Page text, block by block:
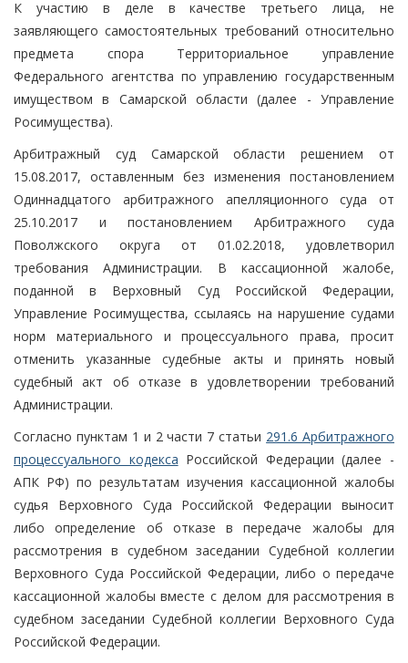
К участию в деле в качестве третьего лица, не
заявляющего самостоятельных требований относительно
предмета спора Территориальное управление
Федерального агентства по управлению государственным
имуществом в Самарской области (далее - Управление
Росимущества).
Арбитражный суд Самарской области решением от
15.08.2017, оставленным без изменения постановлением
Одиннадцатого арбитражного апелляционного суда от
25.10.2017 и постановлением Арбитражного суда
Поволжского округа от 01.02.2018, удовлетворил
требования Администрации. В кассационной жалобе,
поданной в Верховный Суд Российской Федерации,
Управление Росимущества, ссылаясь на нарушение судами
норм материального и процессуального права, просит
отменить указанные судебные акты и принять новый
судебный акт об отказе в удовлетворении требований
Администрации.
Согласно пунктам 1 и 2 части 7 статьи 291.6 Арбитражного
процессуального кодекса Российской Федерации (далее -
АПК РФ) по результатам изучения кассационной жалобы
судья Верховного Суда Российской Федерации выносит
либо определение об отказе в передаче жалобы для
рассмотрения в судебном заседании Судебной коллегии
Верховного Суда Российской Федерации, либо о передаче
кассационной жалобы вместе с делом для рассмотрения в
судебном заседании Судебной коллегии Верховного Суда
Российской Федерации.